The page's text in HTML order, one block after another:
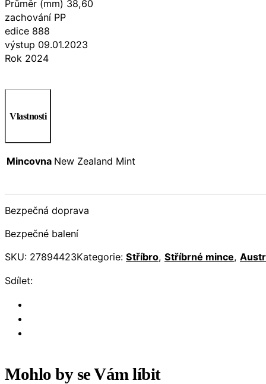
Průměr (mm) 38,60
zachování PP
edice 888
výstup 09.01.2023
Rok 2024
Vlastnosti
Mincovna New Zealand Mint
Bezpečná doprava
Bezpečné balení
SKU: 27894423Kategorie: Stříbro, Stříbrné mince,
Sdílet:
Mohlo by se Vám líbit